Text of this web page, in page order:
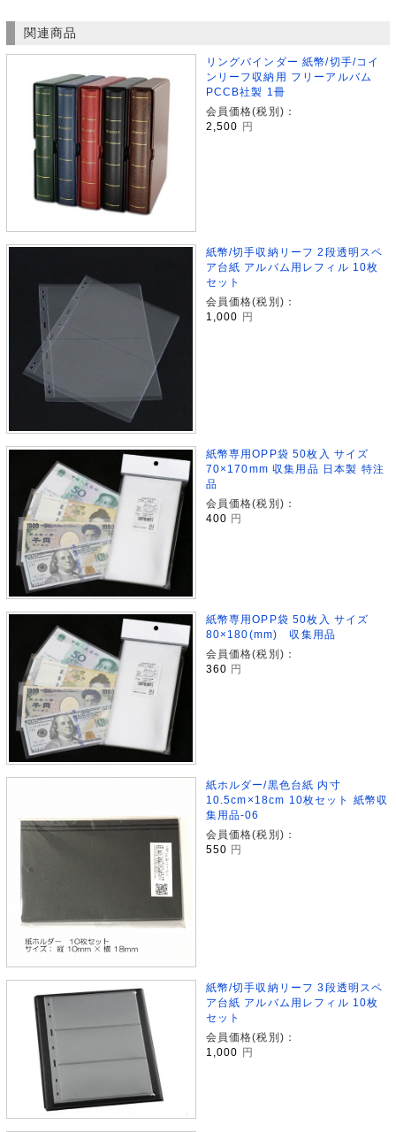
関連商品
リングバインダー 紙幣/切手/コイ
ンリーフ収納用 フリーアルバム
PCCB社製 1冊
会員価格(税別)：
2,500
円
紙幣/切手収納リーフ 2段透明スペ
ア台紙 アルバム用レフィル 10枚
セット
会員価格(税別)：
1,000 円
紙幣専用OPP袋 50枚入 サイズ
70×170mm 収集用品 日本製 特注
品
会員価格(税別)：
400 円
紙幣専用OPP袋 50枚入 サイズ
80×180(mm) 収集用品
会員価格(税別)：
360 円
紙ホルダー/黒色台紙 内寸
10.5cm×18cm 10枚セット 紙幣収
集用品-06
会員価格(税別)：
550 円
紙幣/切手収納リーフ 3段透明スペ
ア台紙 アルバム用レフィル 10枚
セット
会員価格(税別)：
1,000 円